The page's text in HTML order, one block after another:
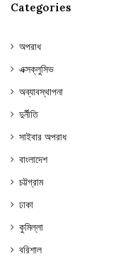
Categories
অপরাধ
এক্সক্লুসিভ
অব্যাবস্থাপনা
দুর্নীতি
সাইবার অপরাধ
বাংলাদেশ
চট্টগ্রাম
ঢাকা
কুমিল্লা
বরিশাল